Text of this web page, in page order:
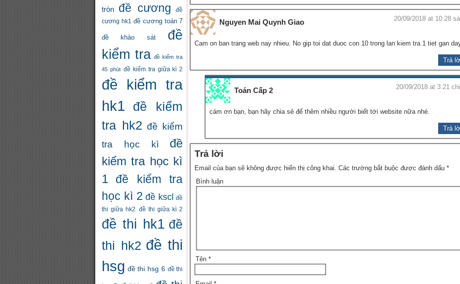
tròn đề cương
đề
cương hk1
đề cương toán 7
đề khảo sát
đề
kiểm tra đề kiểm tra
45 phút đề kiểm tra giữa kì 2
đề kiểm tra
hk1
đề kiểm
tra hk2 đề kiểm
tra học kì
đề
kiểm tra học kì
1
đề kiểm tra
học kì 2 đề kscl đề
thi giữa hk2 đề thi giữa kì 2
đề thi hk1 đề
thi hk2 đề thi
hsg đề thi hsg 6 đề thi
Nguyen Mai Quynh Giao 20/09/2018 at 10:28
Cam on ban trang web nay nhieu. No gip toi dat duoc con 10 trong lan kiem tra 1 tiet gan
Trả
Toán Cấp 2 20/09/2018 at 3:21
cám ơn bạn, bạn hãy chia sẻ để thêm nhiều người biết tới website nữa nhé.
Trả
Trả lời
Email của bạn sẽ không được hiển thị công khai. Các trường bắt buộc được đánh dấu*
Bình luận
Tên*